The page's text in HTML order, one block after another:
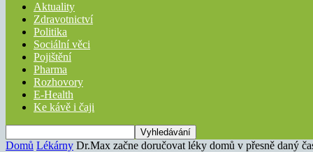
Aktuality
Zdravotnictví
Politika
Sociální věci
Pojištění
Pharma
Rozhovory
E-Health
Ke kávě i čaji
Domů Lékárny Dr.Max začne doručovat léky domů v přesně daný